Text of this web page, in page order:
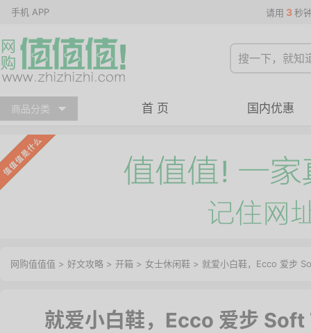
手机 APP 请用 3 秒
商品分类 首 页 国内优惠
网购值值值 > 好文攻略 > 开箱 > 女士休闲鞋 > 就爱小白鞋，Ecco 爱步
就爱小白鞋，Ecco 爱步 Soft